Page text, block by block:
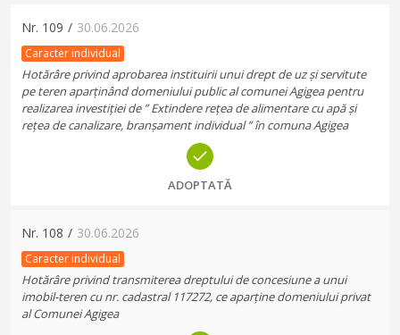
Nr. 109 / 30.06.2026
Caracter individual
Hotărâre privind aprobarea instituirii unui drept de uz și servitute
pe teren aparținând domeniului public al comunei Agigea pentru
realizarea investiției de ” Extindere rețea de alimentare cu apă și
rețea de canalizare, branșament individual ” în comuna Agigea
ADOPTATĂ
Nr. 108 / 30.06.2026
Caracter individual
Hotărâre privind transmiterea dreptului de concesiune a unui
imobil-teren cu nr. cadastral 117272, ce aparține domeniului privat
al Comunei Agigea